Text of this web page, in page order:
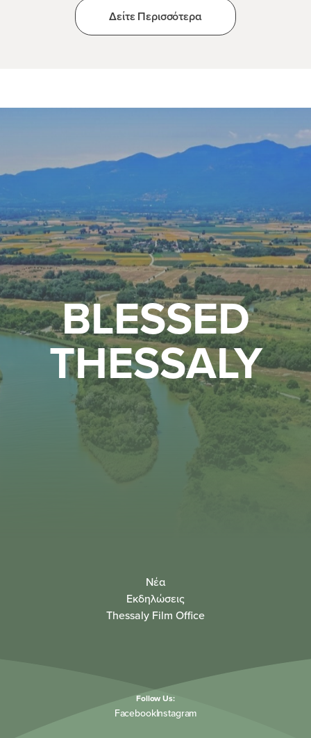
Δείτε Περισσότερα
BLESSED
THESSALY
Νέα
Εκδηλώσεις
Thessaly Film Office
Follow Us:
FacebookInstagram